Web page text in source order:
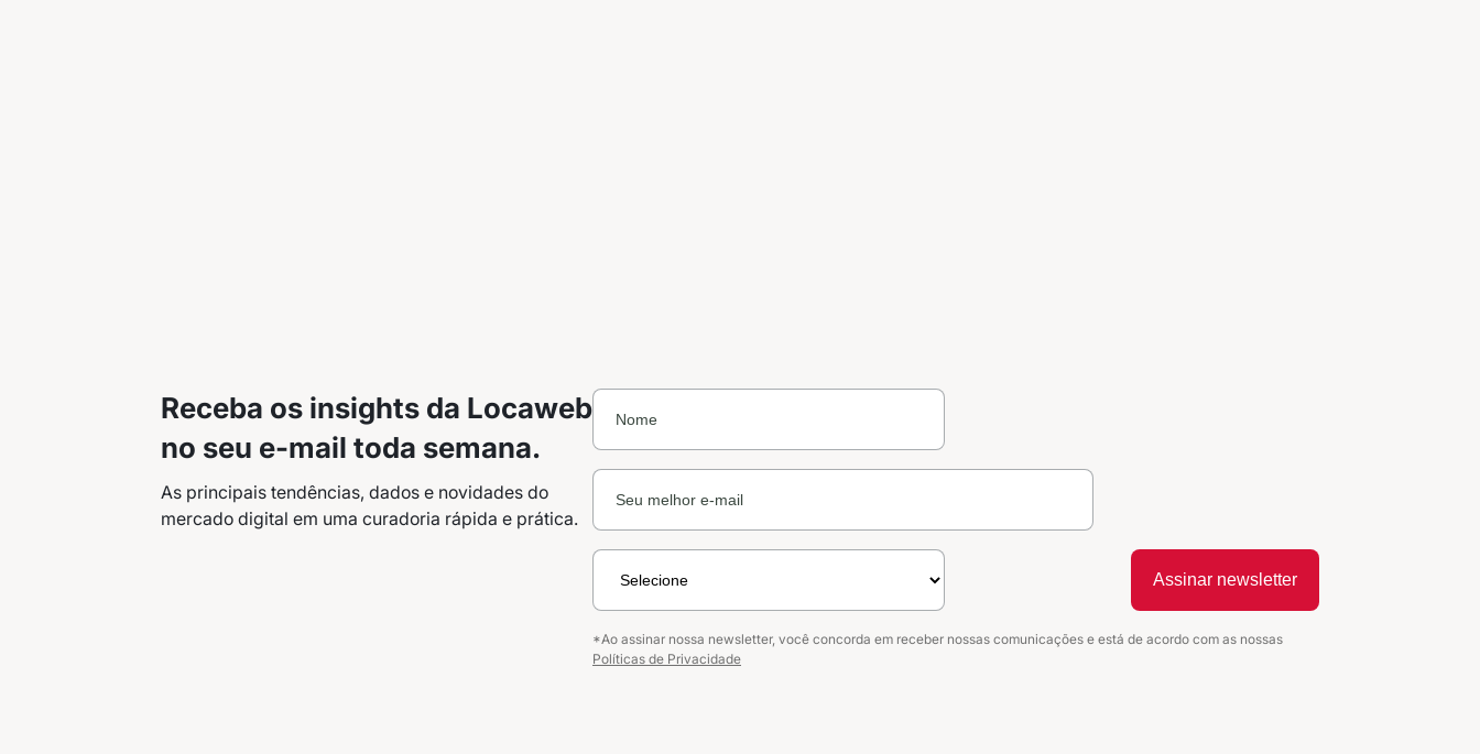
Receba os insights da Locaweb
no seu e-mail toda semana.
As principais tendências, dados e novidades do
mercado digital em uma curadoria rápida e prática.
*Ao assinar nossa newsletter, você concorda em receber nossas comunicações e está de acordo com as nossas
Políticas de Privacidade
Assinar newsletter
Receba os melhores insights da Locaweb